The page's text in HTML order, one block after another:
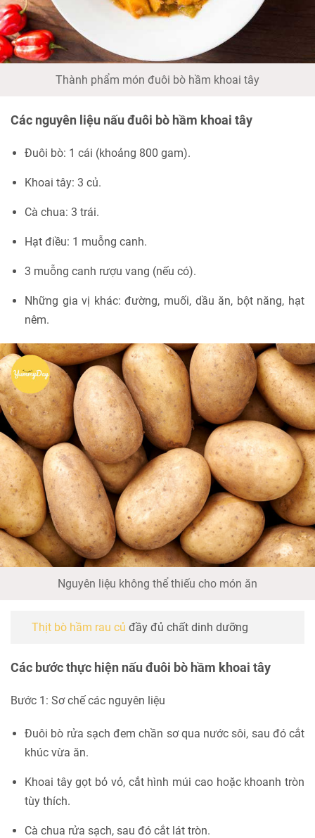
Thành phẩm món đuôi bò hầm khoai tây
Các nguyên liệu nấu đuôi bò hầm khoai tây
Đuôi bò: 1 cái (khoảng 800 gam).
Khoai tây: 3 củ.
Cà chua: 3 trái.
Hạt điều: 1 muỗng canh.
3 muỗng canh rượu vang (nếu có).
Những gia vị khác: đường, muối, dầu ăn, bột năng, hạt
nêm.
Nguyên liệu không thể thiếu cho món ăn
Thịt bò hầm rau củ đầy đủ chất dinh dưỡng
Các bước thực hiện nấu đuôi bò hầm khoai tây
Bước 1: Sơ chế các nguyên liệu
Đuôi bò rửa sạch đem chần sơ qua nước sôi, sau đó cắt
khúc vừa ăn.
Khoai tây gọt bỏ vỏ, cắt hình múi cao hoặc khoanh tròn
tùy thích.
Cà chua rửa sạch, sau đó cắt lát tròn.